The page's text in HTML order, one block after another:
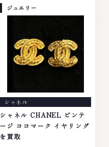
ナ ダイヤモンド ブランド品 ブラ
ンド衣類 お酒買取りのことな
金・プラチナ等のアクセサリー・
貴金属・宝石・ダイヤモンド・ジ
ュエリーや ブランド品・時計等
は特に自信を持って、高額査定を
実現しております。 古くて使わ
ー、動かなくなってしまった腕時
計、多くのお品物の高価買取りを
実現しており、他店ではお値段の
付かなかったお品物でも、一点一
点丁寧に無料で査定します。お気
軽にご連絡ください。TEL:
ジュエリー
シャネル
シャネル CHANEL ビンテ
ージ ココマーク イヤリング
を買取